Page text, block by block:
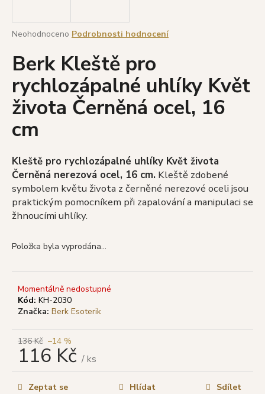
Průměrné
produktu
je
z
5
hvězdiček.
Neohodnoceno Podrobnosti hodnocení
Berk Kleště pro
rychlozápalné uhlíky Květ
života Černěná ocel, 16
cm
Kleště pro rychlozápalné uhlíky Květ života
Černěná nerezová ocel, 16 cm. Kleště zdobené
symbolem květu života z černěné nerezové oceli jsou
praktickým pomocníkem při zapalování a manipulaci se
žhnoucími uhlíky.
Položka byla vyprodána…
Momentálně nedostupné
Kód: KH-2030
Značka: Berk Esoterik
136 Kč –14 %
116 Kč / ks
Měrná
cena:Zeptat se Hlídat Sdílet
j
t
?
D
o
p
r
u
m
e
SHRINIVAS
SATYA
VONNÉ